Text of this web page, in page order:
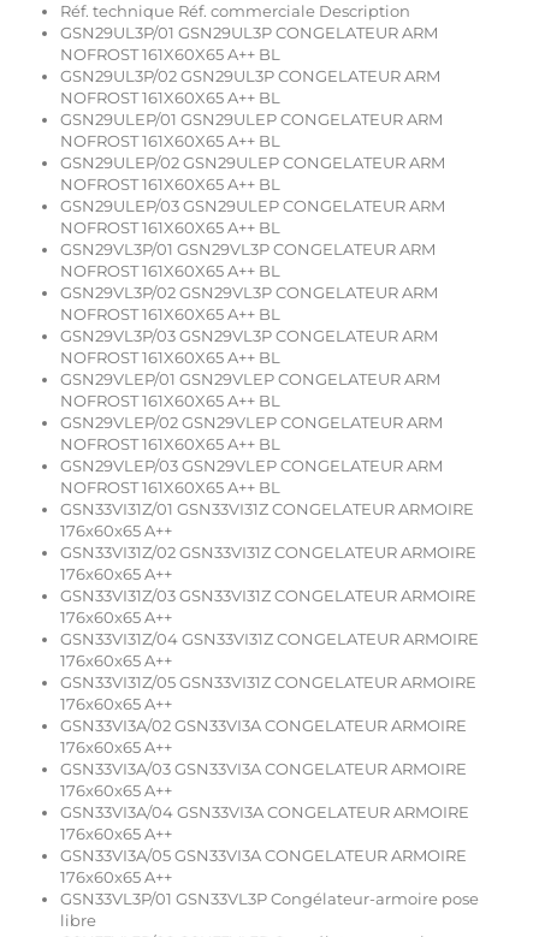
Réf. technique Réf. commerciale Description
GSN29UL3P/01 GSN29UL3P CONGELATEUR ARM
NOFROST 161X60X65 A++ BL
GSN29UL3P/02 GSN29UL3P CONGELATEUR ARM
NOFROST 161X60X65 A++ BL
GSN29ULEP/01 GSN29ULEP CONGELATEUR ARM
NOFROST 161X60X65 A++ BL
GSN29ULEP/02 GSN29ULEP CONGELATEUR ARM
NOFROST 161X60X65 A++ BL
GSN29ULEP/03 GSN29ULEP CONGELATEUR ARM
NOFROST 161X60X65 A++ BL
GSN29VL3P/01 GSN29VL3P CONGELATEUR ARM
NOFROST 161X60X65 A++ BL
GSN29VL3P/02 GSN29VL3P CONGELATEUR ARM
NOFROST 161X60X65 A++ BL
GSN29VL3P/03 GSN29VL3P CONGELATEUR ARM
NOFROST 161X60X65 A++ BL
GSN29VLEP/01 GSN29VLEP CONGELATEUR ARM
NOFROST 161X60X65 A++ BL
GSN29VLEP/02 GSN29VLEP CONGELATEUR ARM
NOFROST 161X60X65 A++ BL
GSN29VLEP/03 GSN29VLEP CONGELATEUR ARM
NOFROST 161X60X65 A++ BL
GSN33VI31Z/01 GSN33VI31Z CONGELATEUR ARMOIRE
176x60x65 A++
GSN33VI31Z/02 GSN33VI31Z CONGELATEUR ARMOIRE
176x60x65 A++
GSN33VI31Z/03 GSN33VI31Z CONGELATEUR ARMOIRE
176x60x65 A++
GSN33VI31Z/04 GSN33VI31Z CONGELATEUR ARMOIRE
176x60x65 A++
GSN33VI31Z/05 GSN33VI31Z CONGELATEUR ARMOIRE
176x60x65 A++
GSN33VI3A/02 GSN33VI3A CONGELATEUR ARMOIRE
176x60x65 A++
GSN33VI3A/03 GSN33VI3A CONGELATEUR ARMOIRE
176x60x65 A++
GSN33VI3A/04 GSN33VI3A CONGELATEUR ARMOIRE
176x60x65 A++
GSN33VI3A/05 GSN33VI3A CONGELATEUR ARMOIRE
176x60x65 A++
GSN33VL3P/01 GSN33VL3P Congélateur-armoire pose
libre